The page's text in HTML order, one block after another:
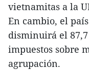
vietnamitas a la
En cambio, el
disminuirá el
impuestos sobre
agrupación.